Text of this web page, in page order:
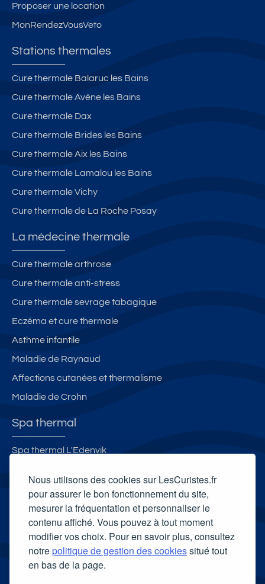
Nous utilisons des cookies sur LesCuristes.fr
pour assurer le bon fonctionnement du site,
mesurer la fréquentation et personnaliser le
contenu affiché. Vous pouvez à tout moment
modifier vos choix. Pour en savoir plus, consultez
notrepolitique de gestion des cookiessitué tout
en bas de la page.
Proposer une location
MonRendezVousVeto
Stations thermales
Cure thermale Balaruc les Bains
Cure thermale Avène les Bains
Cure thermale Dax
Cure thermale Brides les Bains
Cure thermale Aix les Bains
Cure thermale Lamalou les Bains
Cure thermale Vichy
Cure thermale de La Roche Posay
La médecine thermale
Cure thermale arthrose
Cure thermale anti-stress
Cure thermale sevrage tabagique
Eczéma et cure thermale
Asthme infantile
Maladie de Raynaud
Affections cutanées et thermalisme
Maladie de Crohn
Spa thermal
Spa thermal L'Edenvik
Spa thermal et Espace esthétique des Thermes de Dax
Carte cadeau spa Vichy
Carte cadeau spa Bagnoles-de-l'Orne
Carte cadeau spa Saubusse